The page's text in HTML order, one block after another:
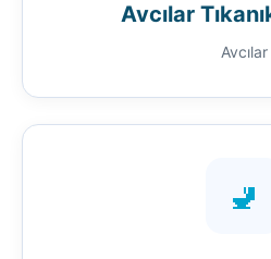
Avcılar
Avcılar
🚽